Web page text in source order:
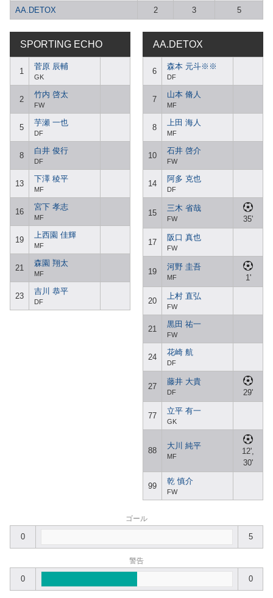
AA.DETOX
2 3 5
SPORTING ECHO
1
菅原 辰輔
GK
2
竹内 啓太
FW
5
芋瀬 一也
DF
8
白井 俊行
DF
13
下澤 稜平
MF
16
宮下 孝志
MF
19
上西園 佳輝
MF
21
森園 翔太
MF
23
吉川 恭平
DF
AA.DETOX
6
森本 元斗※※
DF
7
山本 脩人
MF
8
上田 海人
MF
10
石井 啓介
FW
14
阿多 克也
DF
15
三木 省哉
FW 35'
17
阪口 真也
FW
19
河野 圭吾
MF 1'
20
上村 直弘
FW
21
黒田 祐一
FW
24
花崎 航
DF
27
藤井 大貴
DF 29'
77
立平 有一
GK
88
大川 純平
MF
12',
30'
99
乾 慎介
FW
ゴール
0 5
警告
0 0